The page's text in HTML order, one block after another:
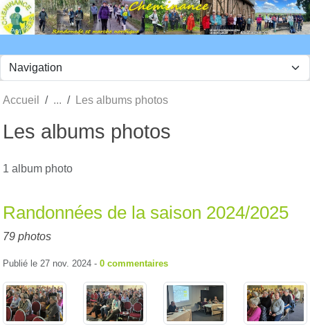
Accueil Les albums photos
Les albums photos
1 album photo
Randonnées de la saison 2024/2025
79 photos
Publié le 27 nov. 2024 - 0 commentaires
Panneau de gestion des cookies